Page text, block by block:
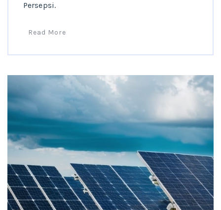
Persepsi.
Read More